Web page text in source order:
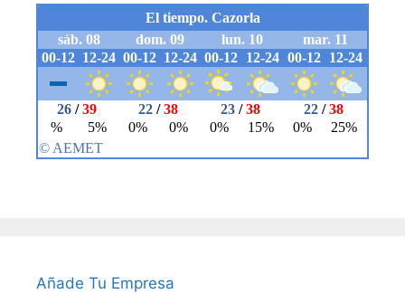
Añade Tu Empresa